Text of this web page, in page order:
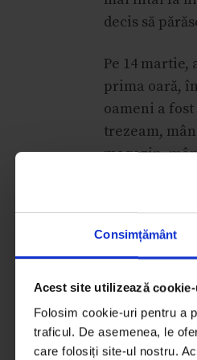
Consimțământ
Acest site utilizează
Folosim cookie-uri pentru a
traficul. De asemenea, le
care folosiți site-ul nostru.
decis să
Pe 14
prima oară,
oameni a
trezeam,
magazin,
NOTĂ: Unele
drum sau
poveștii lor,
detalii în